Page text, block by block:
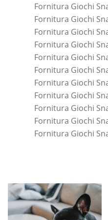
Fornitura Giochi
Fornitura Giochi
Fornitura Giochi
Fornitura Giochi
Fornitura Giochi
Fornitura Giochi
Fornitura Giochi
Fornitura Giochi
Fornitura Giochi
Fornitura Giochi
Fornitura Giochi